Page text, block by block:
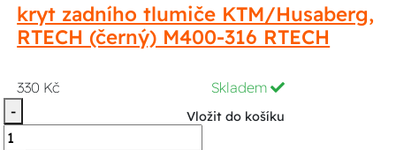
kryt zadního tlumiče KTM/Husaberg,
RTECH (černý) M400-316 RTECH
330 Kč
Skladem
-
Vložit do košíku